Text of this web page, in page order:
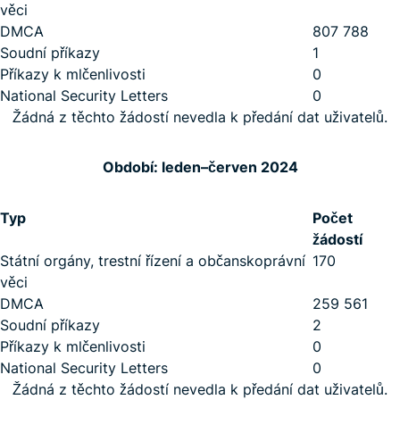
věci
DMCA
807 788
Soudní příkazy
1
Příkazy k mlčenlivosti
0
National Security Letters
0
Žádná z těchto žádostí nevedla k předání dat uživatelů.
Období: leden–červen 2024
Typ
Počet
žádostí
Státní orgány, trestní řízení a občanskoprávní
věci
170
DMCA
259 561
Soudní příkazy
2
Příkazy k mlčenlivosti
0
National Security Letters
0
Žádná z těchto žádostí nevedla k předání dat uživatelů.